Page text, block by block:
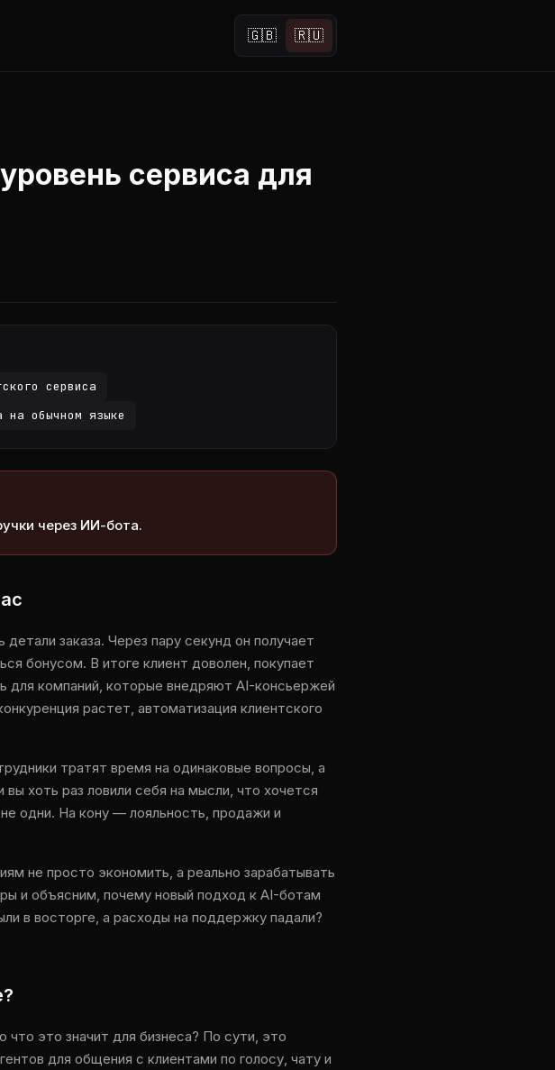
🇬🇧 🇷🇺
сервиса для
сервиса
обычном языке
через ИИ-бота.
заказа. Через пару секунд он получает
бонусом. В итоге клиент доволен, покупает
для компаний, которые внедряют AI-консьержей
растет, автоматизация клиентского
тратят время на одинаковые вопросы, а
хоть раз ловили себя на мысли, что хочется
одни. На кону — лояльность, продажи и
не просто экономить, а реально зарабатывать
и объясним, почему новый подход к AI-ботам
в восторге, а расходы на поддержку падали?
это значит для бизнеса? По сути, это
для общения с клиентами по голосу, чату и